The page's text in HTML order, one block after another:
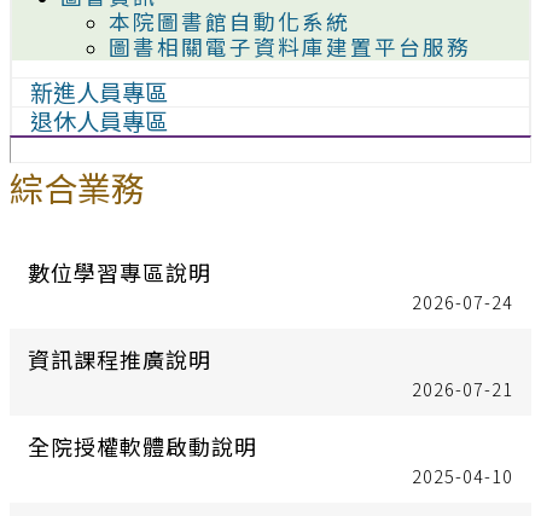
本院圖書館自動化系統
圖書相關電子資料庫建置平台服務
新進人員專區
退休人員專區
綜合業務
數位學習專區說明
2026-07-24
資訊課程推廣說明
2026-07-21
全院授權軟體啟動說明
2025-04-10